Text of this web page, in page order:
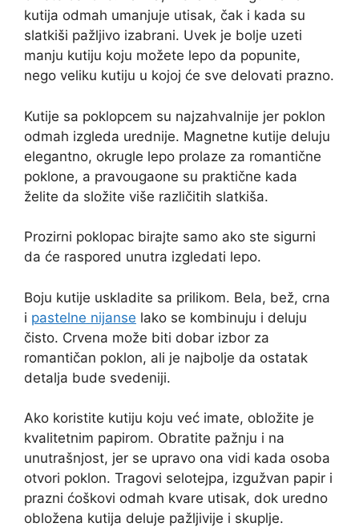
kutija odmah umanjuje utisak, čak i kada su
slatkiši pažljivo izabrani. Uvek je bolje uzeti
manju kutiju koju možete lepo da popunite,
nego veliku kutiju u kojoj će sve delovati prazno.
Kutije sa poklopcem su najzahvalnije jer poklon
odmah izgleda urednije. Magnetne kutije deluju
elegantno, okrugle lepo prolaze za romantične
poklone, a pravougaone su praktične kada
želite da složite više različitih slatkiša.
Prozirni poklopac birajte samo ako ste sigurni
da će raspored unutra izgledati lepo.
Boju kutije uskladite sa prilikom. Bela, bež, crna
i pastelne nijanse lako se kombinuju i deluju
čisto. Crvena može biti dobar izbor za
romantičan poklon, ali je najbolje da ostatak
detalja bude svedeniji.
Ako koristite kutiju koju već imate, obložite je
kvalitetnim papirom. Obratite pažnju i na
unutrašnjost, jer se upravo ona vidi kada osoba
otvori poklon. Tragovi selotejpa, izgužvan papir i
prazni ćoškovi odmah kvare utisak, dok uredno
obložena kutija deluje pažljivije i skuplje.